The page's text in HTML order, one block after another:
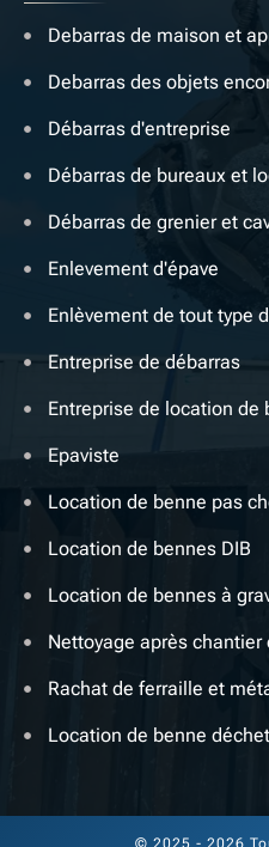
Debarras de maison et
Debarras des objets
Débarras d'entreprise
Débarras de bureaux et
Débarras de grenier et
Enlevement d'épave
Enlèvement de tout type
Entreprise de débarras
Entreprise de location de
Epaviste
Location de benne pas
Location de bennes DIB
Location de bennes à
Nettoyage après chantier
Rachat de ferraille et
Location de benne